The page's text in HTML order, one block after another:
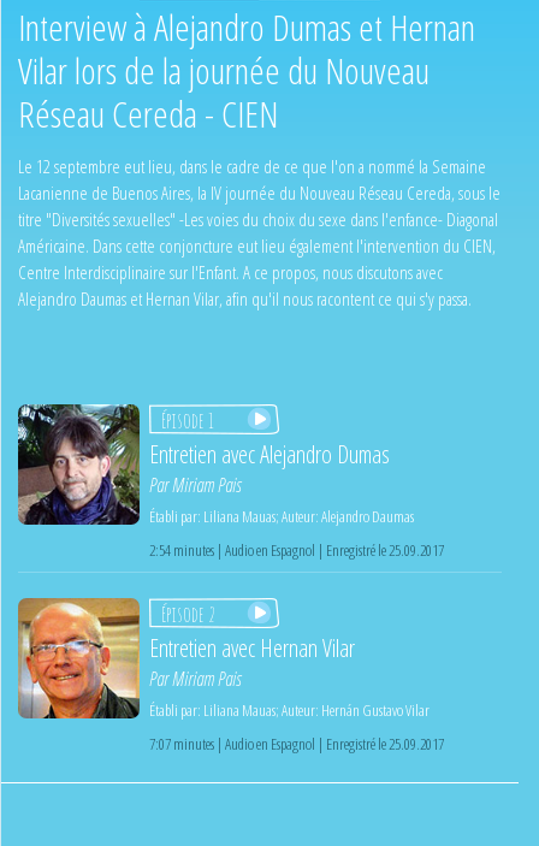
Interview à Alejandro Dumas et Hernan
Vilar lors de la journée du Nouveau
Réseau Cereda - CIEN
Le 12 septembre eut lieu, dans le cadre de ce que l'on a nommé la Semaine
Lacanienne de Buenos Aires, la IV journée du Nouveau Réseau Cereda, sous le
titre "Diversités sexuelles" -Les voies du choix du sexe dans l'enfance- Diagonal
Américaine. Dans cette conjoncture eut lieu également l'intervention du CIEN,
Centre Interdisciplinaire sur l'Enfant. A ce propos, nous discutons avec
Alejandro Daumas et Hernan Vilar, afin qu'il nous racontent ce qui s'y passa.
Épisode 1
Entretien avec Alejandro Dumas
ParMiriam Pais
Établi par: Liliana Mauas;Auteur:Alejandro Daumas
2:54 minutes | Audio en Espagnol | Enregistré le 25.09.2017
Épisode 2
Entretien avec Hernan Vilar
ParMiriam Pais
Établi par: Liliana Mauas;Auteur: Hernán Gustavo Vilar
7:07 minutes | Audio en Espagnol | Enregistré le 25.09.2017